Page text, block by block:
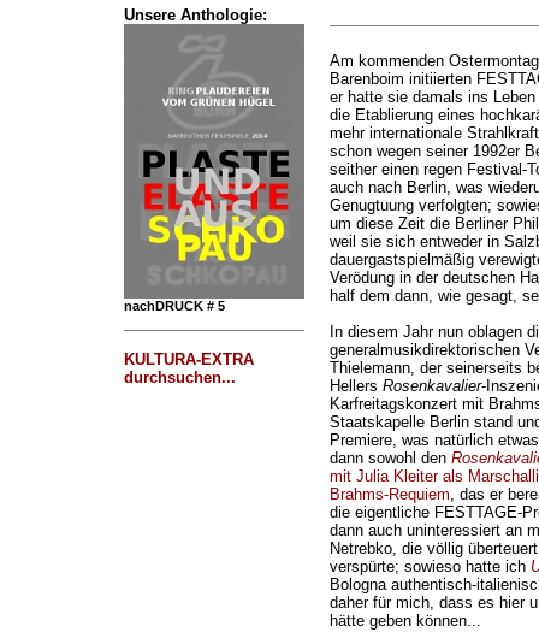
Unsere Anthologie:
nachDRUCK # 5
KULTURA-EXTRA
durchsuchen...
Am kommenden
Barenboim initiierten
er hatte sie damals ins
die Etablierung eines
mehr internationale
schon wegen seiner 1992er
seither einen regen Festival-
auch nach Berlin, was
Genugtuung verfolgten;
um diese Zeit die Berliner
weil sie sich entweder in
dauergastspielmäßig
Verödung in der deutschen
half dem dann, wie gesagt,
In diesem Jahr nun oblagen
generalmusikdirektorischen
Thielemann, der seinerseits
Hellers Rosenkavalier-
Karfreitagskonzert mit
Staatskapelle Berlin stand
Premiere, was natürlich
dann sowohl den
mit Julia Kleiter als
Brahms-Requiem, das er
die eigentliche FESTTAGE-
dann auch uninteressiert an
Netrebko, die völlig
verspürte; sowieso hatte ich
Bologna authentisch-
daher für mich, dass es hier
hätte geben können...